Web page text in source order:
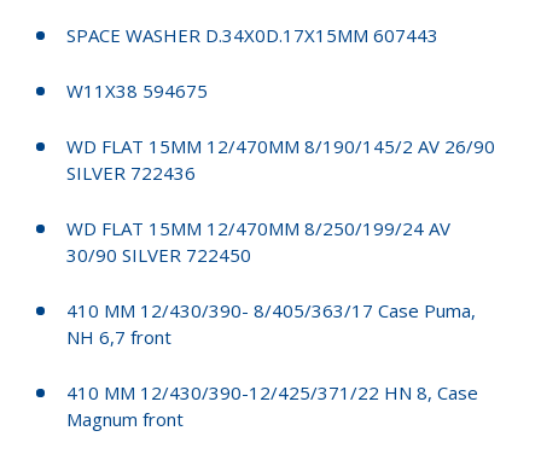
SPACE WASHER D.34X0D.17X15MM 607443
W11X38 594675
WD FLAT 15MM 12/470MM 8/190/145/2 AV 26/90
SILVER 722436
WD FLAT 15MM 12/470MM 8/250/199/24 AV
30/90 SILVER 722450
410 MM 12/430/390- 8/405/363/17 Case Puma,
NH 6,7 front
410 MM 12/430/390-12/425/371/22 HN 8, Case
Magnum front